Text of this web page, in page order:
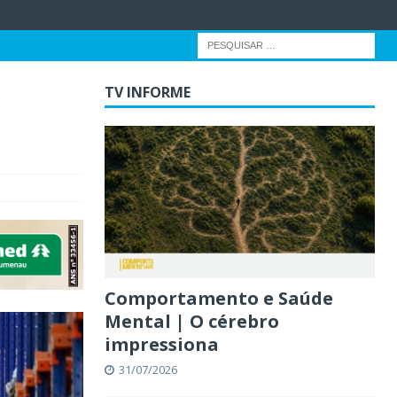
TV INFORME
Comportamento e Saúde
Mental | O cérebro
impressiona
31/07/2026